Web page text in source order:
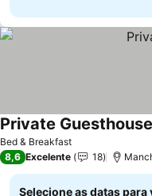
Bed & Breakfast
Private Guesthouse
8,6 Excelente 18
Selecione as datas para